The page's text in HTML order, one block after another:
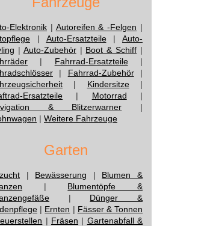
Elektronik | Autoreifen & -Felgen |
| Auto-Ersatzteile| Auto-
| Auto-Zubehör| Boot & Schiff |
| Fahrrad-Ersatzteile|
| Fahrrad-Zubehör|
| Kindersitze|
Ersatzteile | Motorrad |
& Blitzerwarner |
| Weitere Fahrzeuge
Garten
| Bewässerung | Blumen &
| Blumentöpfe &
| Dünger &
| Ernten | Fässer & Tonnen
| Fräsen | Gartenabfall &